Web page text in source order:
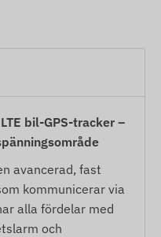
bil-GPS-tracker –
avancerad, fast
kommunicerar via
alla fördelar med
och